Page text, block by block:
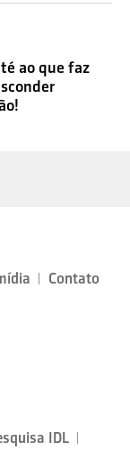
ao que faz
Contato
IDL